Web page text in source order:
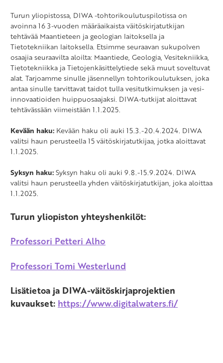
Turun yliopistossa, DIWA -tohtorikoulutuspilotissa on
avoinna 16 3-vuoden määräaikaista väitöskirjatutkijan
tehtävää Maantieteen ja geologian laitoksella ja
Tietotekniikan laitoksella. Etsimme seuraavan sukupolven
osaajia seuraavilta aloilta: Maantiede, Geologia, Vesitekniikka,
Tietotekniikka ja Tietojenkäsittelytiede sekä muut soveltuvat
alat. Tarjoamme sinulle jäsennellyn tohtorikoulutuksen, joka
antaa sinulle tarvittavat taidot tulla vesitutkimuksen ja vesi-
innovaatioiden huippuosaajaksi. DIWA-tutkijat aloittavat
tehtävässään viimeistään 1.1.2025.
Kevään haku: Kevään haku oli auki 15.3.-20.4.2024. DIWA
valitsi haun perusteella 15 väitöskirjatutkijaa, jotka aloittavat
1.1.2025.
Syksyn haku:Syksyn haku oli auki 9.8.-15.9.2024. DIWA
valitsi haun perusteella yhden väitöskirjatutkijan, joka aloittaa
1.1.2025.
Turun yliopiston yhteyshenkilöt:
Professori Petteri Alho
Professori Tomi Westerlund
Lisätietoa ja DIWA-väitöskirjaprojektien
kuvaukset: https://www.digitalwaters.fi/